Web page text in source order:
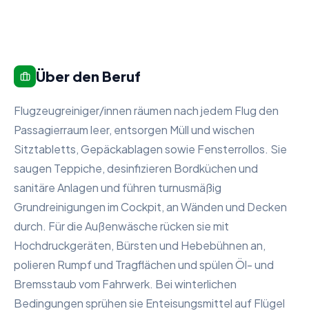
Über den Beruf
Flugzeugreiniger/innen räumen nach jedem Flug den
Passagierraum leer, entsorgen Müll und wischen
Sitztabletts, Gepäckablagen sowie Fensterrollos. Sie
saugen Teppiche, desinfizieren Bordküchen und
sanitäre Anlagen und führen turnusmäßig
Grundreinigungen im Cockpit, an Wänden und Decken
durch. Für die Außenwäsche rücken sie mit
Hochdruckgeräten, Bürsten und Hebebühnen an,
polieren Rumpf und Tragflächen und spülen Öl- und
Bremsstaub vom Fahrwerk. Bei winterlichen
Bedingungen sprühen sie Enteisungsmittel auf Flügel